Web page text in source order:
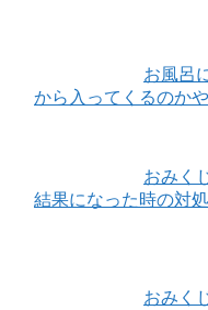
お風呂
から入ってくるのか
おみく
結果になった時の対
おみく